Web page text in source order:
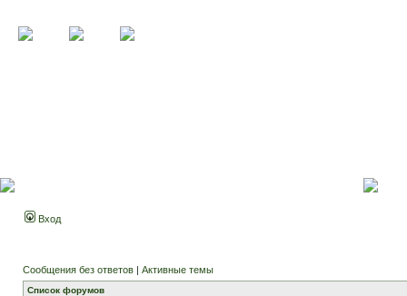
Вход
Сообщения без ответов | Активные темы
Список форумов